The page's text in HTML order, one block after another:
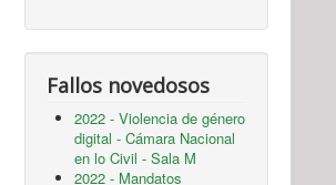
Fallos novedosos
2022 - Violencia de género
digital - Cámara Nacional
en lo Civil - Sala M
2022 - Mandatos